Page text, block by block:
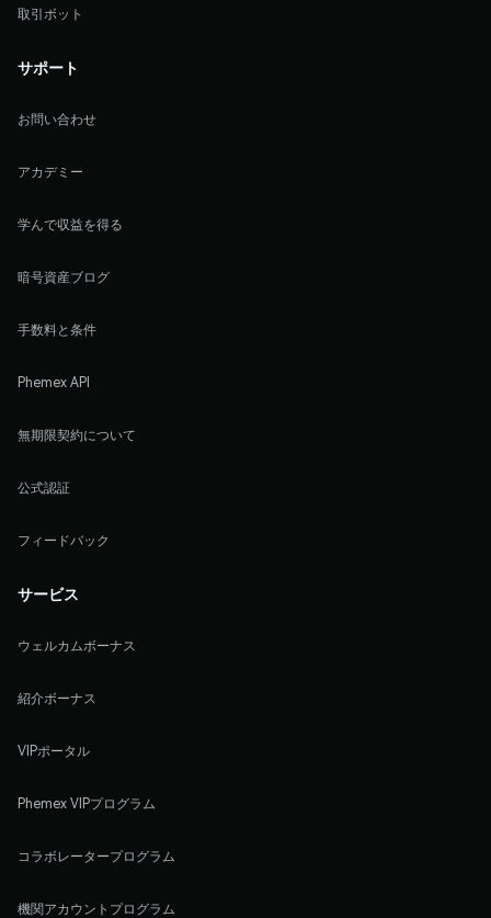
取引ボット
サポート
お問い合わせ
アカデミー
学んで収益を得る
暗号資産ブログ
手数料と条件
Phemex API
無期限契約について
公式認証
フィードバック
サービス
ウェルカムボーナス
紹介ボーナス
VIPポータル
Phemex VIPプログラム
コラボレータープログラム
機関アカウントプログラム